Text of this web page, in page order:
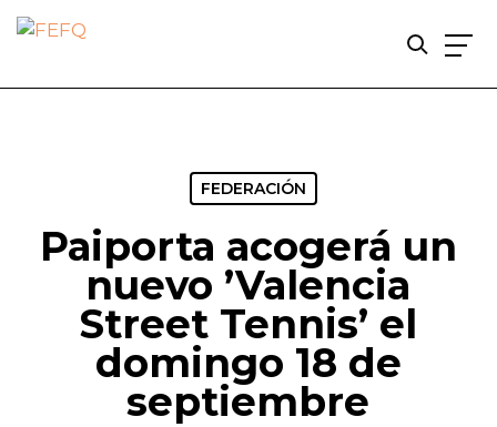
FEDERACIÓN
Paiporta acogerá un
nuevo ’Valencia
Street Tennis’ el
domingo 18 de
septiembre